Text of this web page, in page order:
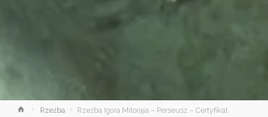
StronaRzeźba Rzeźba Igora Mitoraja – Perseusz – Certyfikat